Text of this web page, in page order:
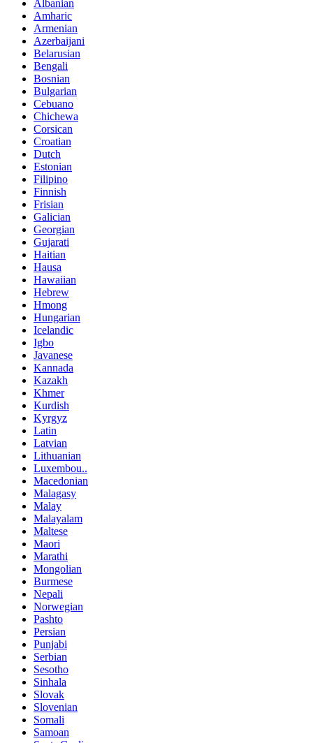
Albanian
Amharic
Armenian
Azerbaijani
Belarusian
Bengali
Bosnian
Bulgarian
Cebuano
Chichewa
Corsican
Croatian
Dutch
Estonian
Filipino
Finnish
Frisian
Galician
Georgian
Gujarati
Haitian
Hausa
Hawaiian
Hebrew
Hmong
Hungarian
Icelandic
Igbo
Javanese
Kannada
Kazakh
Khmer
Kurdish
Kyrgyz
Latin
Latvian
Lithuanian
Luxembou..
Macedonian
Malagasy
Malay
Malayalam
Maltese
Maori
Marathi
Mongolian
Burmese
Nepali
Norwegian
Pashto
Persian
Punjabi
Serbian
Sesotho
Sinhala
Slovak
Slovenian
Somali
Samoan